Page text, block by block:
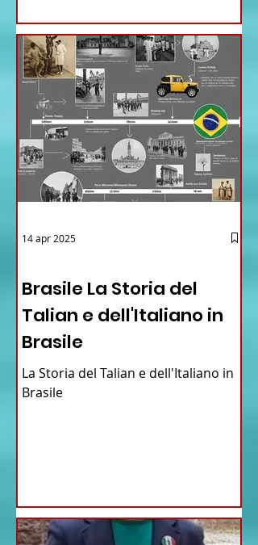
Brasile La Storia del
Talian e dell'Italiano in
Brasile
La Storia del Talian e dell'Italiano in
Brasile
14 apr 2025